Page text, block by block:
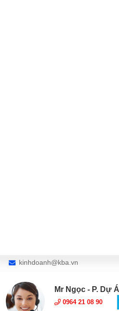
kinhdoanh@kba.vn
Mr Ngọc - P. Dự
0964 21 08 90